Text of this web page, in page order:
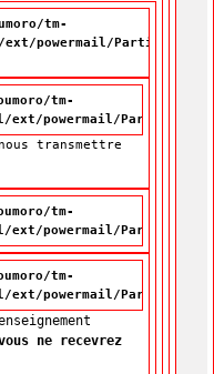
tm-
ext/powermail/Partials/
tm-
ext/powermail/Partials/
transmettre
tm-
ext/powermail/Partials/
tm-
ext/powermail/Partials/
ne recevrez